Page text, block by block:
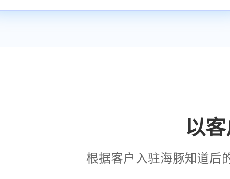
以
根据客户入驻海豚知道后